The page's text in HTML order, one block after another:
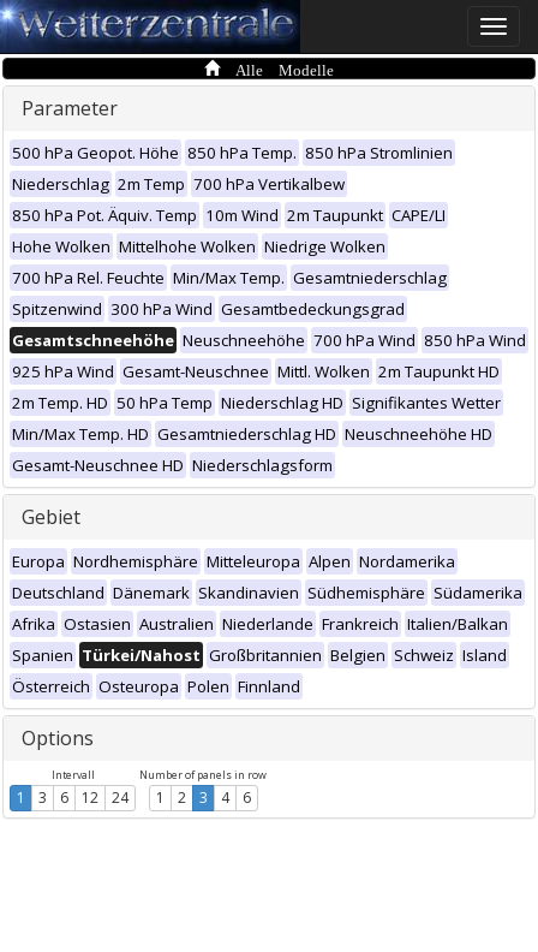
Toggle
Alle Modelle
Parameter
500 hPa Geopot. Höhe 850 hPa Temp. 850 hPa Stromlinien
Niederschlag 2m Temp 700 hPa Vertikalbew
850 hPa Pot. Äquiv. Temp 10m Wind 2m Taupunkt CAPE/LI
Hohe Wolken Mittelhohe Wolken Niedrige Wolken
700 hPa Rel. Feuchte Min/Max Temp. Gesamtniederschlag
Spitzenwind 300 hPa Wind Gesamtbedeckungsgrad
Gesamtschneehöhe Neuschneehöhe 700 hPa Wind 850 hPa Wind
925 hPa Wind Gesamt-Neuschnee Mittl. Wolken 2m Taupunkt HD
2m Temp. HD 50 hPa Temp Niederschlag HD Signifikantes Wetter
Min/Max Temp. HD Gesamtniederschlag HD Neuschneehöhe HD
Gesamt-Neuschnee HD Niederschlagsform
Gebiet
Europa Nordhemisphäre Mitteleuropa Alpen Nordamerika
Deutschland Dänemark Skandinavien Südhemisphäre Südamerika
Afrika Ostasien Australien Niederlande Frankreich Italien/Balkan
Spanien Türkei/Nahost Großbritannien Belgien Schweiz Island
Österreich Osteuropa Polen Finnland
Options
Intervall
1 3 6 12 24
Number of panels in row
1 2 3 4 6